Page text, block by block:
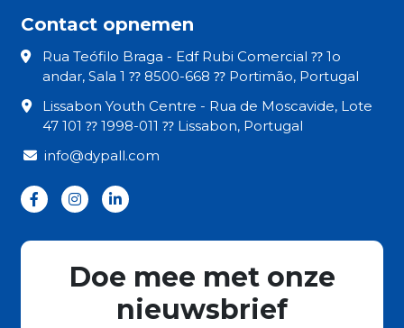
Contact opnemen
Rua Teófilo Braga - Edf Rubi Comercial ⁇ 1o
andar, Sala 1 ⁇ 8500-668 ⁇ Portimão, Portugal
Lissabon Youth Centre - Rua de Moscavide, Lote
47 101 ⁇ 1998-011 ⁇ Lissabon, Portugal
info@dypall.com
Doe mee met onze
nieuwsbrief